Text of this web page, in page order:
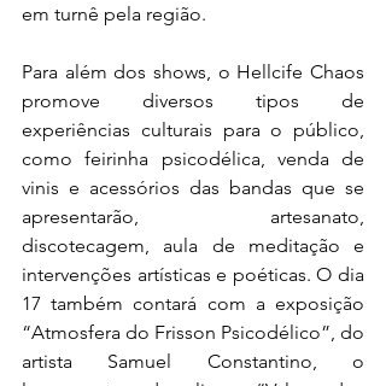
em turnê pela região.
Para além dos shows, o Hellcife Chaos
promove diversos tipos de
experiências culturais para o público,
como feirinha psicodélica, venda de
vinis e acessórios das bandas que se
apresentarão, artesanato,
discotecagem, aula de meditação e
intervenções artísticas e poéticas. O dia
17 também contará com a exposição
“Atmosfera do Frisson Psicodélico”, do
artista Samuel Constantino, o